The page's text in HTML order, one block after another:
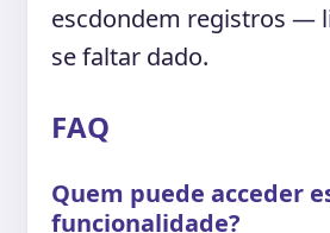
escdondem registros —
se faltar dado.
FAQ
Quem puede acceder
funcionalidade?